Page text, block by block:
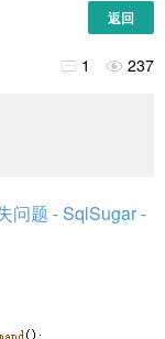
返回
 1  237
问题 - SqlSugar -